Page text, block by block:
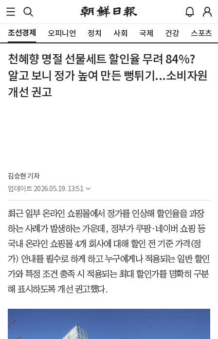
조선경제 오피니언 정치 사회 국제 건강 스포츠
천혜향 명절 선물세트 할인율 무려 84%?
알고 보니 정가 높여 만든 뻥튀기...소비자원
개선 권고
김승현 기자
업데이트 2026.05.19. 13:51
최근 일부 온라인 쇼핑몰에서 정가를 인상해 할인율을 과장
하는 사례가 발생하는 가운데, 정부가 쿠팡·네이버 쇼핑 등
국내 온라인 쇼핑몰 4개 회사에 대해 할인 전 기준 가격(정
가) 안내를 필수로 하게 하고 누구에게나 적용되는 일반 할인
가와 특정 조건 충족 시 적용되는 최대 할인가를 명확히 구분
해 표시하도록 개선 권고했다.